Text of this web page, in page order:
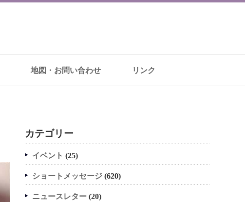
地図・お問い合わせ リンク
カテゴリー
イベント (25)
ショートメッセージ (620)
ニュースレター (20)